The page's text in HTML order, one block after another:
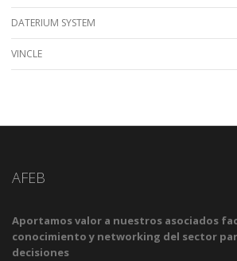
DATERIUM SYSTEM
VINCLE
AFEB
Aportamos valor a nuestros asociados
conocimiento y networking del sector
decisiones